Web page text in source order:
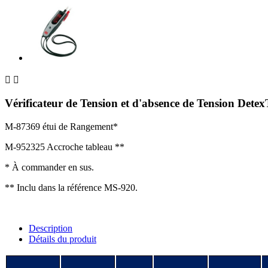
 
Vérificateur de Tension et d'absence de Tension
M-87369 étui de Rangement*
M-952325 Accroche tableau **
* À commander en sus.
** Inclu dans la référence MS-920.
Description
Détails du produit